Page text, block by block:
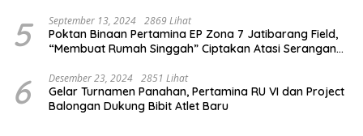
5 September 13, 2024 2869 Lihat
Poktan Binaan Pertamina EP Zona 7 Jatibarang Field,
“Membuat Rumah Singgah” Ciptakan Atasi Serangan
6 Desember 23, 2024 2851 Lihat
Gelar Turnamen Panahan, Pertamina RU VI dan Project
Balongan Dukung Bibit Atlet Baru